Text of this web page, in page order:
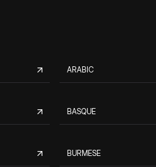
ARABIC
BASQUE
BURMESE